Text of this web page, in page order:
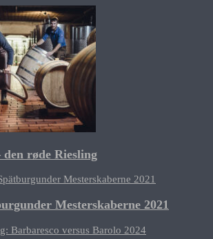
røde Riesling
Mesterskaberne 2021